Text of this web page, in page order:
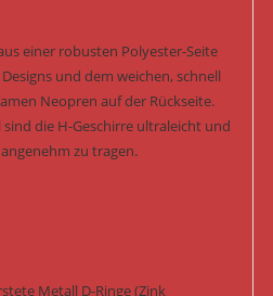
einer robusten Polyester-Seite
und dem weichen, schnell
Neopren auf der Rückseite.
die H-Geschirre ultraleicht und
zu tragen.
Metall D-Ringe (Zink